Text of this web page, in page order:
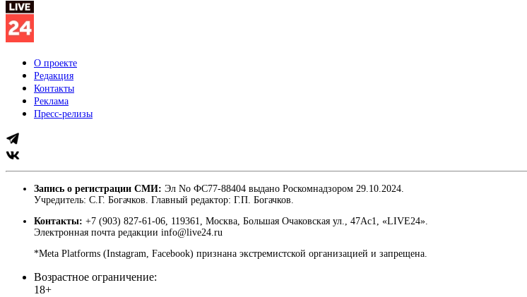
О проекте
Редакция
Контакты
Реклама
Пресс-релизы
Запись о регистрации СМИ: Эл No ФС77-88404 выдано Роскомнадзором 29.10.2024.
Учредитель: С.Г. Богачков. Главный редактор: Г.П. Богачков.
Контакты: +7 (903) 827-61-06, 119361, Москва, Большая Очаковская ул., 47Ас1, «LIVE24».
Электронная почта редакции info@live24.ru
*Meta Platforms (Instagram, Facebook) признана экстремистской организацией и запрещена.
Возрастное ограничение:
18+